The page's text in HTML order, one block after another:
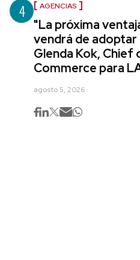
4 AGENCIAS
"La próxima
vendrá de
Glenda Kok, Chief
Commerce para
agosto 5, 2026